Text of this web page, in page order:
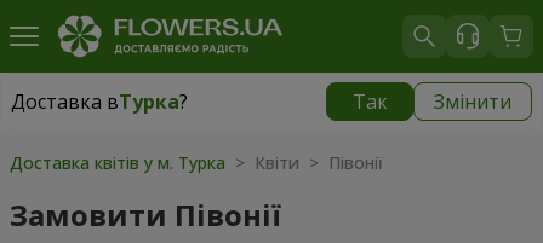
Доставка вТурка? Так Змінити
Доставка вТурка
Доставка квітів у м. Турка > Квіти > Півонії
Замовити Півонії